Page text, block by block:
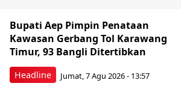
Headline
Bupati Aep Pimpin Penataan
Kawasan Gerbang Tol Karawang
Timur, 93 Bangli Ditertibkan
Jumat, 7 Agu 2026 - 13:57